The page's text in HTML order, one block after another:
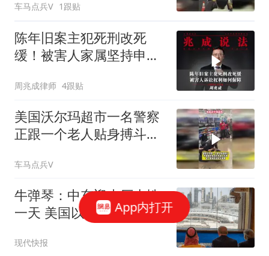
车马点兵V 1跟贴
陈年旧案主犯死刑改死
缓！被害人家属坚持申诉
障
周兆成律师 4跟贴
美国沃尔玛超市一名警察
正跟一个老人贴身搏斗，
车马点兵V
牛弹琴：中东迎来历史性
一天 美国以色列肯定五味
现代快报
App内打开